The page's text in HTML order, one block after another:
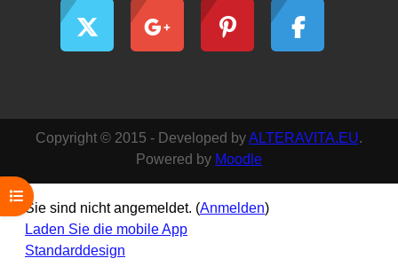
Kursindex öffnen
Copyright © 2015 - Developed byALTERAVITA.EU.
Powered by Moodle
Sie sind nicht angemeldet. (Anmelden)
Laden Sie die mobile App
Standarddesign